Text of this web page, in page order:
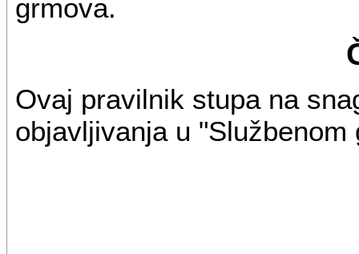
grmova.
Ovaj pravilnik stupa na
objavljivanja u